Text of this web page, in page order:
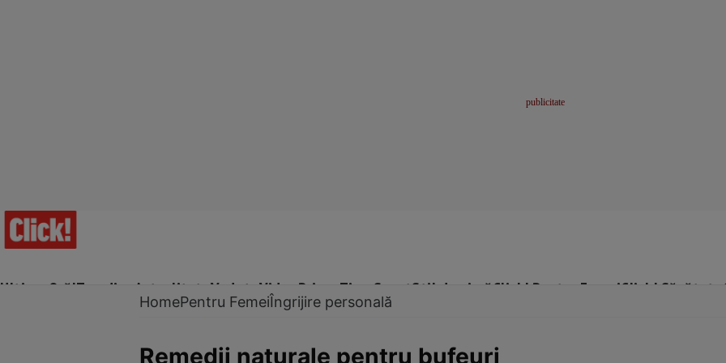
Ultima Oră!Trending Actualitate Vedete Video Prime Time SportStil de viațăClick! Pentru FemeiClick! Sănătate
HomePentru FemeiÎngrijire personală
Remedii naturale pentru bufeuri